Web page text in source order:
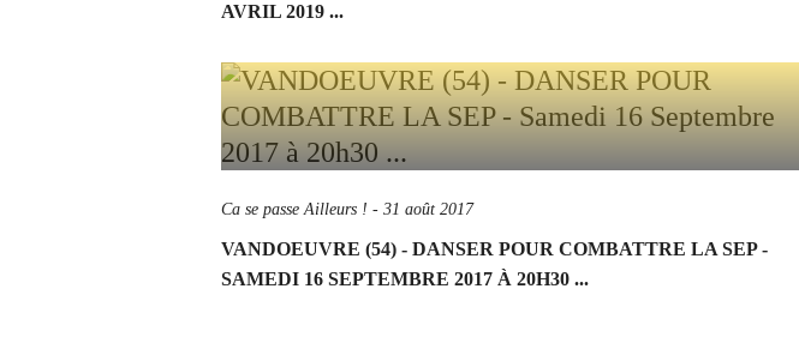
AVRIL 2019 ...
Ca se passe Ailleurs ! - 31 août 2017
VANDOEUVRE (54) - DANSER POUR COMBATTRE LA SEP -
SAMEDI 16 SEPTEMBRE 2017 À 20H30 ...